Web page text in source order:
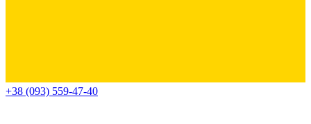
+38 (093) 559-47-40